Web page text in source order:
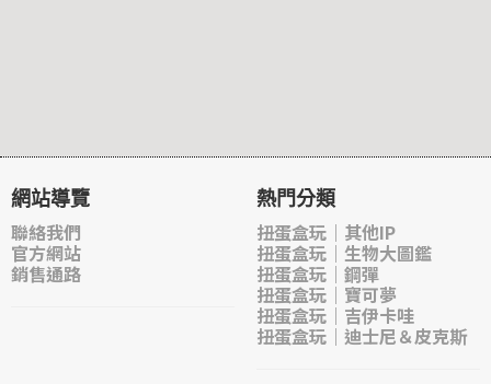
網站導覽
聯絡我們
官方網站
銷售通路
熱門分類
扭蛋盒玩｜其他IP
扭蛋盒玩｜生物大圖鑑
扭蛋盒玩｜鋼彈
扭蛋盒玩｜寶可夢
扭蛋盒玩｜吉伊卡哇
扭蛋盒玩｜迪士尼＆皮克斯